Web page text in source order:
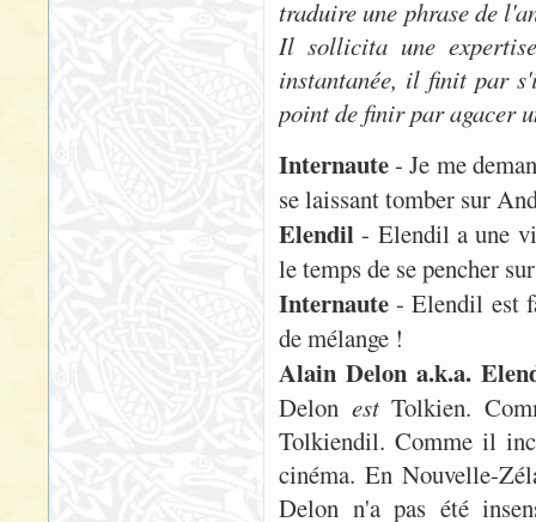
traduire une phrase de
Il sollicita une
instantanée, il finit par
point de finir par agacer
Internaute- Je me
se laissant tomber sur
Elendil - Elendil a une
le temps de se pencher
Internaute - Elendil est
de mélange !
Alain Delon a.k.a.
Delon estTolkien.
Tolkiendil. Comme il
cinéma. En Nouvelle-
Delon n'a pas été